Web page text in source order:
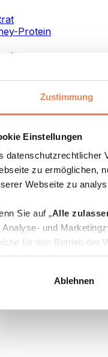
Zustimmung
Einstellungen
datenschutzrechtlicher
zu ermöglichen,
Webseite zu
Sie auf „Alle
Analyse- und
für den Betrieb der
“ einzelne
Informationen
Ablehnen
Protein
Proteine
Proteine